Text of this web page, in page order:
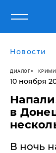
Новости
ДИАЛОГ
10 ноября
в
В ночь